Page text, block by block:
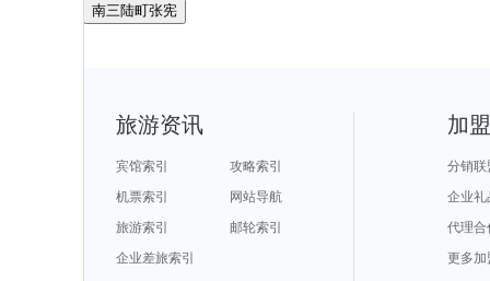
南三陆町张宪
旅游资讯
宾馆索引
攻略索引
机票索引
网站导航
旅游索引
邮轮索引
企业差旅索引
加
分销联
企业礼
代理合
更多加